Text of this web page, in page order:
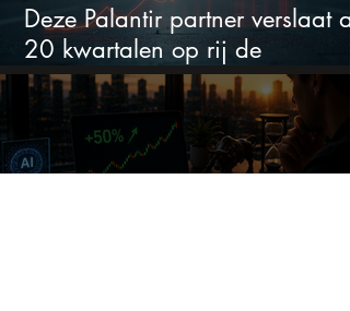
Deze Palantir partner verslaat al
20 kwartalen op rij de
verwachtingen